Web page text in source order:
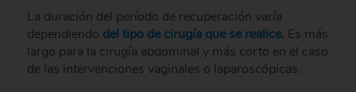
La duración del período de recuperación varía
dependiendo del tipo de cirugía que se realice. Es más
largo para la cirugía abdominal y más corto en el caso
de las intervenciones vaginales o laparoscópicas.